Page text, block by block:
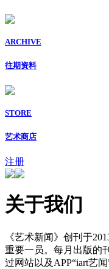
ARCHIVE
往期资料
STORE
艺术商店
注册
关于我们
《艺术新闻》创刊于
重要一员。每月出版的
过网站以及APP“iart艺